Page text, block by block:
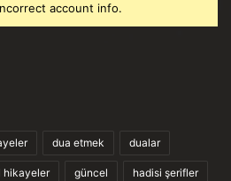
account info.
dua etmek dualar
hikayeler güncel hadisi şerifler